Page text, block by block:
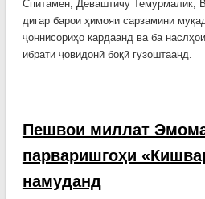
Спитамен, Деваштичу Темурмалик,
дигар барои ҳимояи сарзамини
ҷоннисориҳо кардаанд ва ба
ибрати ҷовидонӣ боқӣ гузоштаанд.
Пешвои миллат
парваришгоҳи
намуданд